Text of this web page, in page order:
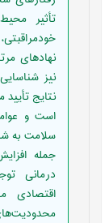
تأثیر
نهادهای
نیز
نتایج
است و
سلامت به
جمله
درمانی
اقتصادی